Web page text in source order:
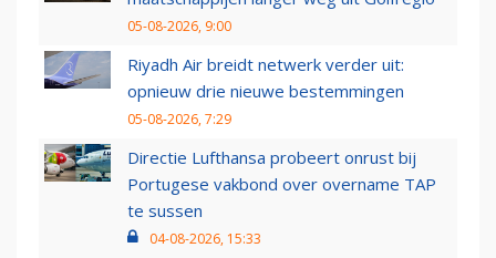
05-08-2026, 9:00
Riyadh Air breidt netwerk verder uit:
opnieuw drie nieuwe bestemmingen
05-08-2026, 7:29
Directie Lufthansa probeert onrust bij
Portugese vakbond over overname TAP
te sussen
04-08-2026, 15:33